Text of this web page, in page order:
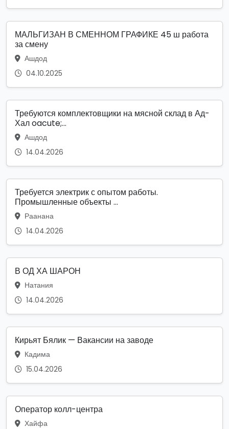
МАЛЬГИЗАН В СМЕННОМ ГРАФИКЕ 45 ш работа
за смену
Ашдод
04.10.2025
Требуются комплектовщики на мясной склад в Ад-
Хал oacute;...
Ашдод
14.04.2026
Требуется электрик с опытом работы.
Промышленные объекты ...
Раанана
14.04.2026
В ОД ХА ШАРОН
Натания
14.04.2026
Кирьят Бялик — Вакансии на заводе
Кадима
15.04.2026
Оператор колл-центра
Хайфа